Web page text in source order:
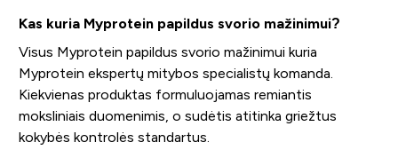
Kas kuria Myprotein papildus svorio mažinimui?
Visus Myprotein papildus svorio mažinimui kuria
Myprotein ekspertų mitybos specialistų komanda.
Kiekvienas produktas formuluojamas remiantis
moksliniais duomenimis, o sudėtis atitinka griežtus
kokybės kontrolės standartus.